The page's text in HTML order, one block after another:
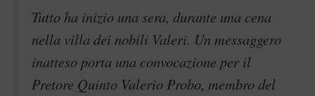
Tutto ha inizio una sera, durante una cena
nella villa dei nobili Valeri. Un messaggero
inatteso porta una convocazione per il
Pretore Quinto Valerio Probo, membro del